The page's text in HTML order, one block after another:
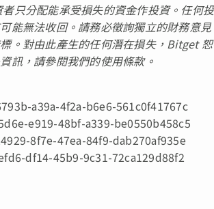
只分配能承受損失的資金作投資。任何
能無法收回。請務必徵詢獨立的財務意
。對由此產生的任何潛在損失，Bitget
訊，請參閱我們的使用條款。
a39a-4f2a-b6e6-561c0f41767c
e919-48bf-a339-be0550b458c5
8f7e-47ea-84f9-dab270af935e
df14-45b9-9c31-72ca129d88f2